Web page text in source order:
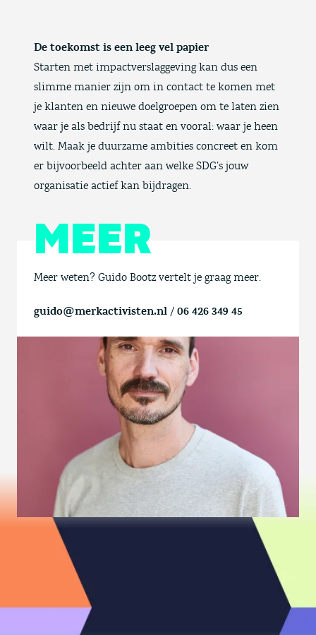
De toekomst is een leeg vel papier
Starten met impactverslaggeving kan dus een
slimme manier zijn om in contact te komen met
je klanten en nieuwe doelgroepen om te laten zien
waar je als bedrijf nu staat en vooral: waar je heen
wilt. Maak je duurzame ambities concreet en kom
er bijvoorbeeld achter aan welke SDG’s jouw
organisatie actief kan bijdragen.
MEER
Meer weten? Guido Bootz vertelt je graag meer.
guido@merkactivisten.nl / 06 426 349 45